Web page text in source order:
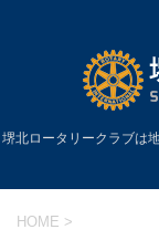
堺北ロータリークラブは
HOME >